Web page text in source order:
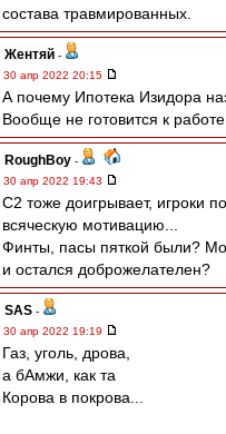
состава травмированных.
Жентяй -
30 апр 2022 20:15
А почему Ипотека Изидора
Вообще не готовится к работе
RoughBoy -
30 апр 2022 19:43
С2 тоже доигрывает, игроки
всяческую мотивацию...
Финты, пасы пяткой были?
и остался доброжелателен?
SAS -
30 апр 2022 19:19
Газ, уголь, дрова,
а бАмжи, как та
Корова в покрова...